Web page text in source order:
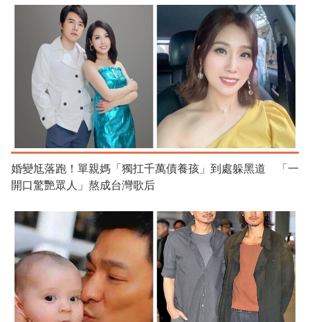
婚變尪落跑！單親媽「獨扛千萬債養孩」到處躲黑道 「一
開口驚艷眾人」熬成台灣歌后